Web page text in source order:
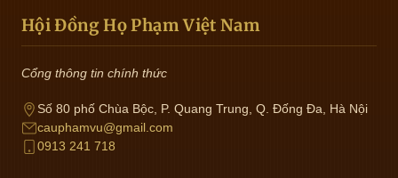
Hội Đồng Họ Phạm Việt Nam
Cổng thông tin chính thức
Số 80 phố Chùa Bộc, P. Quang Trung, Q. Đống Đa, Hà Nội
cauphamvu@gmail.com
0913 241 718